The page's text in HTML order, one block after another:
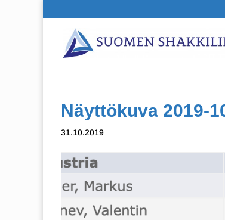
Näyttökuva 2019-
31.10.2019